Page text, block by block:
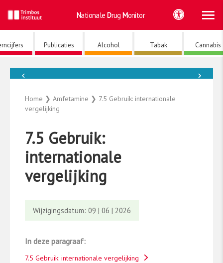
naar
de
inhoud
Nationale Drug Monitor
Publicaties Alcohol Tabak Cannabis
Home ❯ Amfetamine ❯ 7.5 Gebruik: internationale
vergelijking
7.5 Gebruik:
internationale
vergelijking
Wijzigingsdatum: 09 | 06 | 2026
In deze paragraaf:
7.5 Gebruik: internationale vergelijking
→
←